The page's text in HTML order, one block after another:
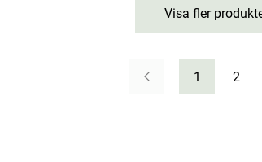
Visa fler
1 2